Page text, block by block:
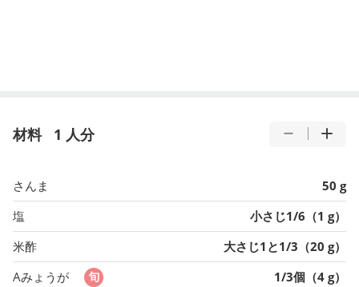
材料 1 人分
さんま
50 g
塩
小さじ1/6（1 g）
米酢
大さじ1と1/3（20 g）
Aみょうが
1/3個（4 g）